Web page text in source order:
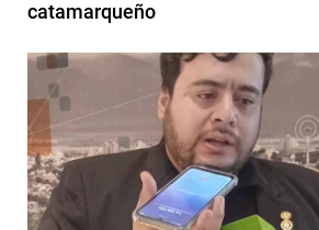
catamarqueño